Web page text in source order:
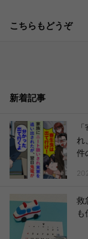
こちらもどうぞ
新着記事
れ
件
救
も